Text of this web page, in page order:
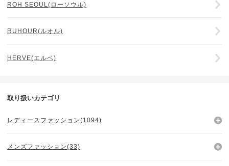
ROH SEOUL(ローソウル)
RUHOUR(ルオル)
HERVE(エルベ)
取り扱いカテゴリ
レディースファッション(1094)
メンズファッション(33)